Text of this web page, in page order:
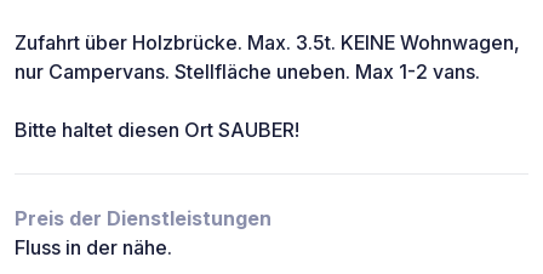
Zufahrt über Holzbrücke. Max. 3.5t. KEINE Wohnwagen,
nur Campervans. Stellfläche uneben. Max 1-2 vans.
Bitte haltet diesen Ort SAUBER!
Preis der Dienstleistungen
Fluss in der nähe.